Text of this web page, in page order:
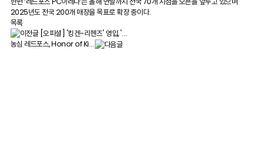
2025년도 전국 200개 매장을 목표로 확장 중이다.
목록
[오피셜] '킹겐-리헨즈' 영입, '…
농심 레드포스, Honor of Ki…